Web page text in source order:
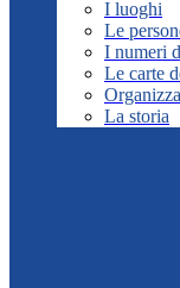
I luoghi
Le
I numeri
Le carte
La storia